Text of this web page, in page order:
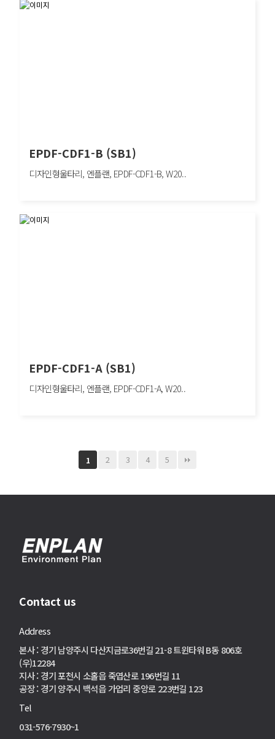
EPDF-CDF1-B (SB1)
디자인형울타리, 엔플랜, EPDF-CDF1-B, W20..
디자인형울타리, 엔플랜, EPDF-CDF1-B, W2000×H1200mm, 차량방호책, SB1
EPDF-CDF1-A (SB1)
디자인형울타리, 엔플랜, EPDF-CDF1-A, W20..
1 2 3 4 5
Contact us
Address
본사 : 경기 남양주시 다산지금로36번길 21-8 트윈타워 B동 806호
(우)12284
지사 : 경기 포천시 소홀읍 죽엽산로 196번길 11
공장 : 경기 양주시 백석읍 가업리 중앙로 223번길 123
Tel
031-576-7930~1